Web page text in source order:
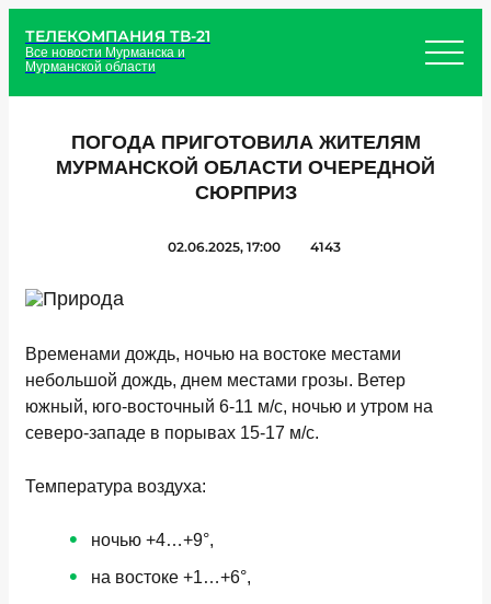
ТЕЛЕКОМПАНИЯ ТВ-21
Все новости Мурманска и
Мурманской области
ПОГОДА ПРИГОТОВИЛА ЖИТЕЛЯМ
МУРМАНСКОЙ ОБЛАСТИ ОЧЕРЕДНОЙ
СЮРПРИЗ
02.06.2025, 17:00 4143
Временами дождь, ночью на востоке местами
небольшой дождь, днем местами грозы. Ветер
южный, юго-восточный 6-11 м/с, ночью и утром на
северо-западе в порывах 15-17 м/с.
Температура воздуха:
ночью +4…+9°,
на востоке +1…+6°,